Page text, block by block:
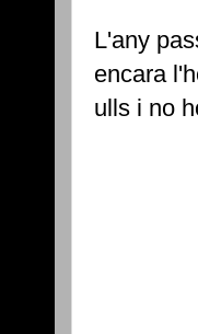
L'any
encara
ulls i no